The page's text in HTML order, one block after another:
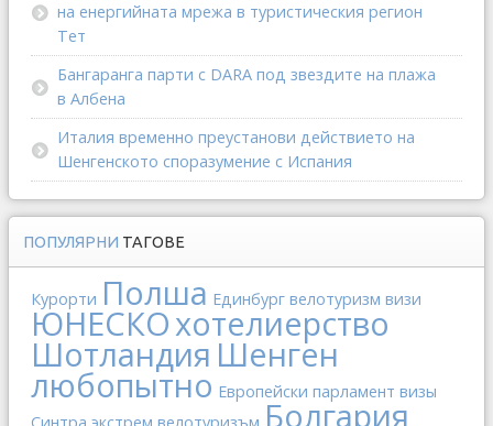
на енергийната мрежа в туристическия регион
Тет
Бангаранга парти с DARA под звездите на плажа
в Албена
Италия временно преустанови действието на
Шенгенското споразумение с Испания
ПОПУЛЯРНИ ТАГОВЕ
Курорти Полша Единбург велотуризм визи
ЮНЕСКОхотелиерство
Шотландия Шенген
любопытно Европейски парламент визы
Болгария